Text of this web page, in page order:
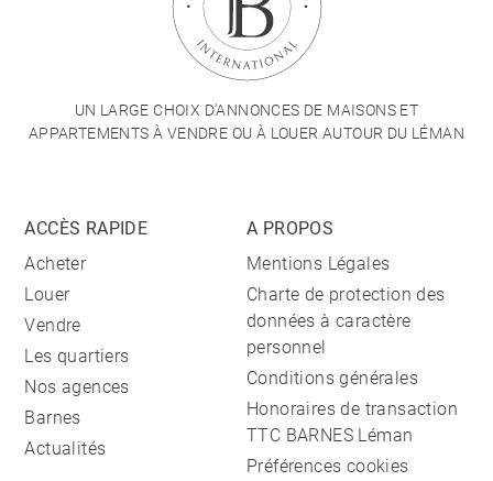
UN LARGE CHOIX D'ANNONCES DE MAISONS ET
APPARTEMENTS À VENDRE OU À LOUER AUTOUR DU LÉMAN
ACCÈS RAPIDE
Acheter
Louer
Vendre
Les quartiers
Nos agences
Barnes
Actualités
A PROPOS
Mentions Légales
Charte de protection des
données à caractère
personnel
Conditions générales
Honoraires de transaction
TTC BARNES Léman
Préférences cookies